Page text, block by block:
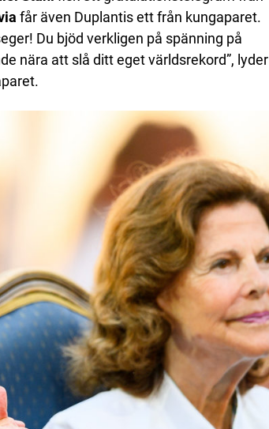
får även Duplantis ett från kungaparet.
Du bjöd verkligen på spänning på
nära att slå ditt eget världsrekord”, lyder